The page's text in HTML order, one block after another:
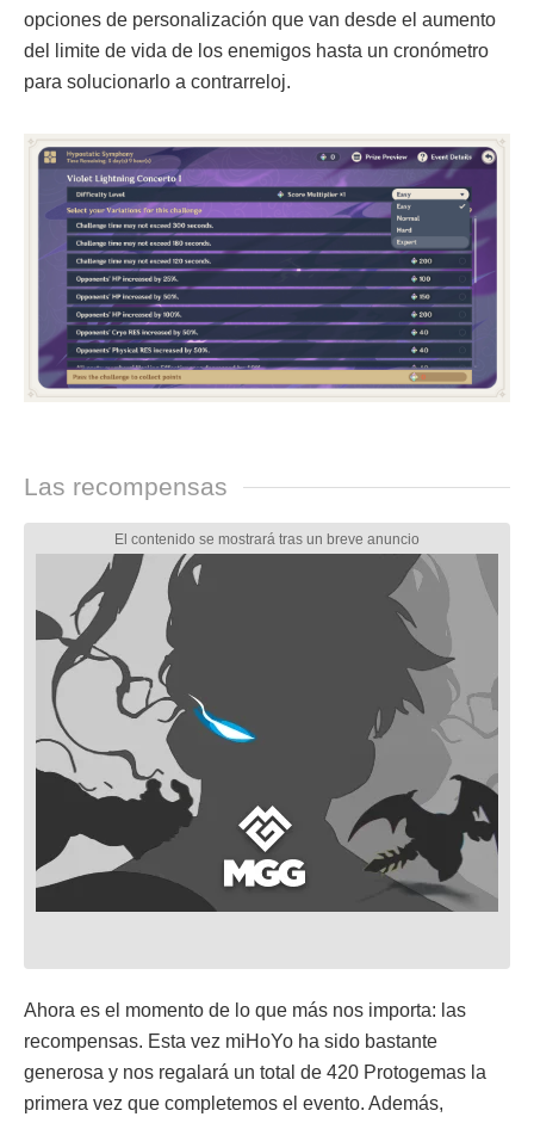
opciones de personalización que van desde el aumento
del limite de vida de los enemigos hasta un cronómetro
para solucionarlo a contrarreloj.
Las recompensas
Ahora es el momento de lo que más nos importa: las
recompensas. Esta vez miHoYo ha sido bastante
generosa y nos regalará un total de 420 Protogemas la
primera vez que completemos el evento. Además,